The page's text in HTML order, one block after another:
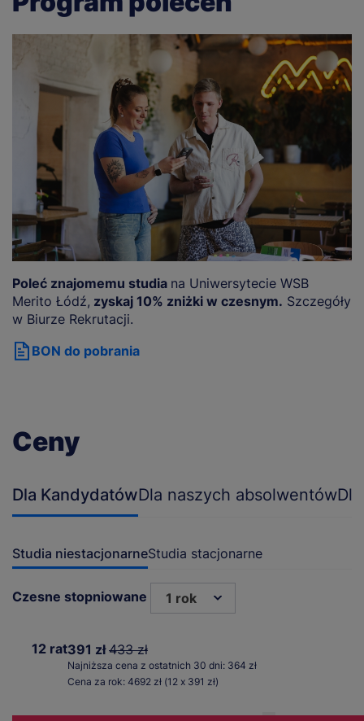
Poleć znajomemu studia na Uniwersytecie WSB
Merito Łódź, zyskaj 10% zniżki w czesnym. Szczegóły
w Biurze Rekrutacji.
BON do pobrania
Ceny
Dla KandydatówDla naszych absolwentów
Studia niestacjonarneStudia stacjonarne
Czesne stopniowane 1 rok
12 rat391 zł433 zł
Najniższa cena z ostatnich 30 dni: 364 zł
Cena za rok: 4692 zł (12 x 391 zł)